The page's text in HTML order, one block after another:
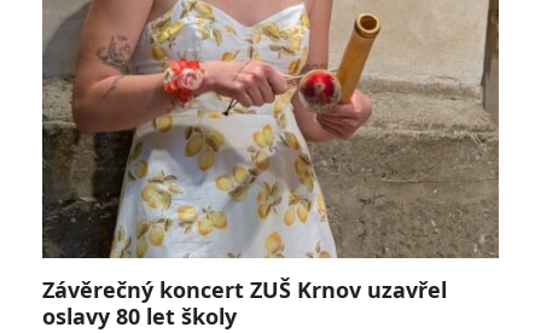
Závěrečný koncert ZUŠ Krnov uzavřel
oslavy 80 let školy